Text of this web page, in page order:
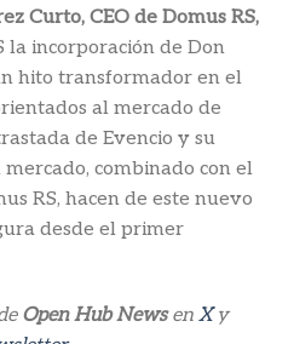
Curto, CEO de Domus RS,
la incorporación de Don
hito transformador en el
al mercado de
de Evencio y su
combinado con el
RS, hacen de este nuevo
desde el primer
Open Hub Newsen Xy